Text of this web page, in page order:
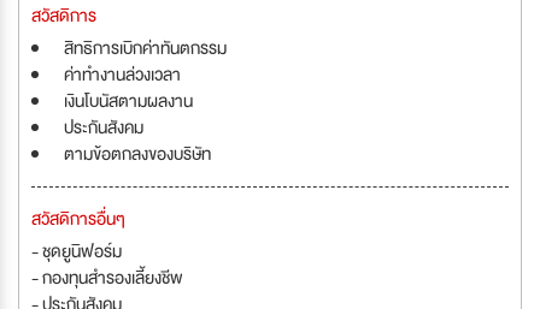
สวัสดิการ
สิทธิการเบิกค่าทันตกรรม
ค่าทำงานล่วงเวลา
เงินโบนัสตามผลงาน
ประกันสังคม
ตามข้อตกลงของบริษัท
สวัสดิการอื่นๆ
- ชุดยูนิฟอร์ม
- กองทุนสำรองเลี้ยงชีพ